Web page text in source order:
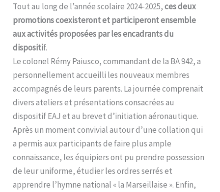
Tout au long de l’année scolaire 2024-2025,ces deux
promotions coexisteront et participeront ensemble
aux activités proposées par les encadrants du
dispositif.
Le colonel Rémy Paiusco, commandant de la BA 942, a
personnellement accueilli les nouveaux membres
accompagnés de leurs parents. La journée comprenait
divers ateliers et présentations consacrées au
dispositif EAJ et au brevet d’initiation aéronautique.
Après un moment convivial autour d’une collation qui
a permis aux participants de faire plus ample
connaissance, les équipiers ont pu prendre possession
de leur uniforme, étudier les ordres serrés et
apprendre l’hymne national « la Marseillaise ». Enfin,